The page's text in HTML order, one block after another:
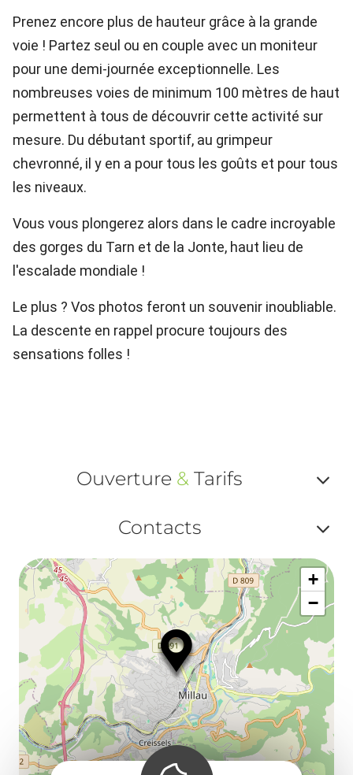
Prenez encore plus de hauteur grâce à la grande
voie ! Partez seul ou en couple avec un moniteur
pour une demi-journée exceptionnelle. Les
nombreuses voies de minimum 100 mètres de haut
permettent à tous de découvrir cette activité sur
mesure. Du débutant sportif, au grimpeur
chevronné, il y en a pour tous les goûts et pour tous
les niveaux.
Vous vous plongerez alors dans le cadre incroyable
des gorges du Tarn et de la Jonte, haut lieu de
l'escalade mondiale !
Le plus ? Vos photos feront un souvenir inoubliable.
La descente en rappel procure toujours des
sensations folles !
Ouverture & Tarifs
ou
et
Contacts
ou
+
−